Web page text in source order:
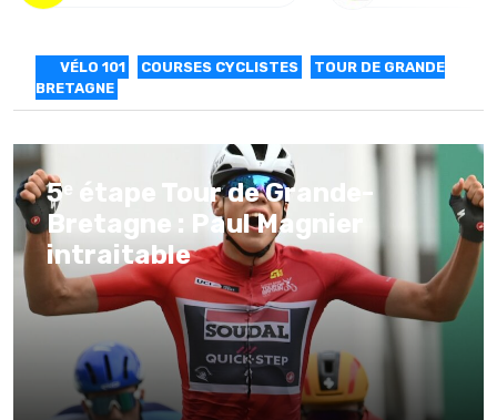
VÉLO 101 COURSES CYCLISTES
TOUR DE GRANDE
BRETAGNE
5ᵉ étape Tour de Grande-
Bretagne : Paul Magnier
intraitable